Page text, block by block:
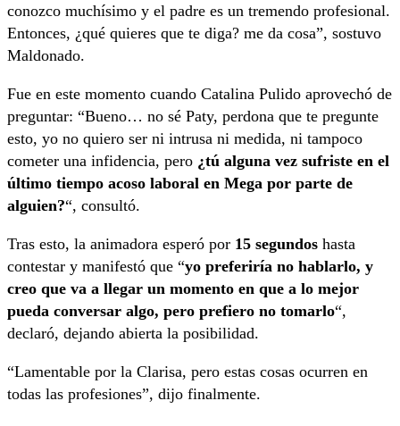
conozco muchísimo y el padre es un tremendo profesional.
Entonces, ¿qué quieres que te diga? me da cosa”, sostuvo
Maldonado.
Fue en este momento cuando Catalina Pulido aprovechó de
preguntar: “Bueno… no sé Paty, perdona que te pregunte
esto, yo no quiero ser ni intrusa ni medida, ni tampoco
cometer una infidencia, pero ¿tú alguna vez sufriste en el
último tiempo acoso laboral en Mega por parte de
alguien?“, consultó.
Tras esto, la animadora esperó por 15 segundos hasta
contestar y manifestó que “yo preferiría no hablarlo, y
creo que va a llegar un momento en que a lo mejor
pueda conversar algo, pero prefiero no tomarlo“,
declaró, dejando abierta la posibilidad.
“Lamentable por la Clarisa, pero estas cosas ocurren en
todas las profesiones”, dijo finalmente.